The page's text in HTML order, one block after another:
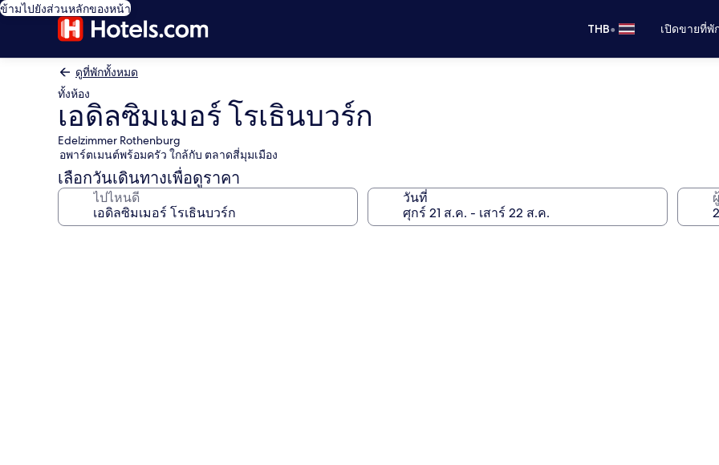
ข้ามไปยังส่วนหลักของหน้า
THB• เปิดขายที่
ดูที่พักทั้งหมด
ทั้งห้อง
เอดิลซิมเมอร์ โรเธินบวร์ก
Edelzimmer Rothenburg
อพาร์ตเมนต์พร้อมครัว ใกล้กับ ตลาดสี่มุมเมือง
เลือกวันเดินทางเพื่อดูราคา
ไปไหนดี วันที่